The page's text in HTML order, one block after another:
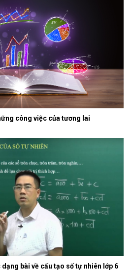
công việc của tương lai
bài về cấu tạo số tự nhiên lớp 6